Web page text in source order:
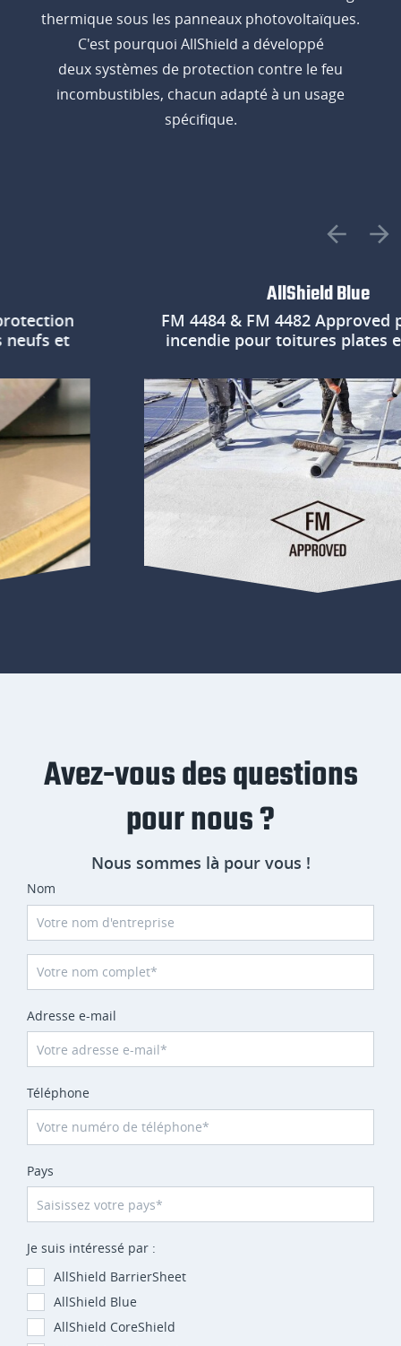
thermique sous les panneaux photovoltaïques.
C'est pourquoi AllShield a développé
deux systèmes de protection contre le feu
incombustibles, chacun adapté à un usage
spécifique.
et
AllShield Blue
FM 4484 & FM 4482 Approved
incendie pour toitures plates
Avez-vous des questions
pour nous ?
Nous sommes là pour vous !
Nom
Adresse e-mail
Téléphone
Pays
Je suis intéressé par :
AllShield BarrierSheet
AllShield Blue
AllShield CoreShield